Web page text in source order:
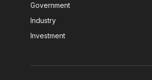
Government
Industry
Investment